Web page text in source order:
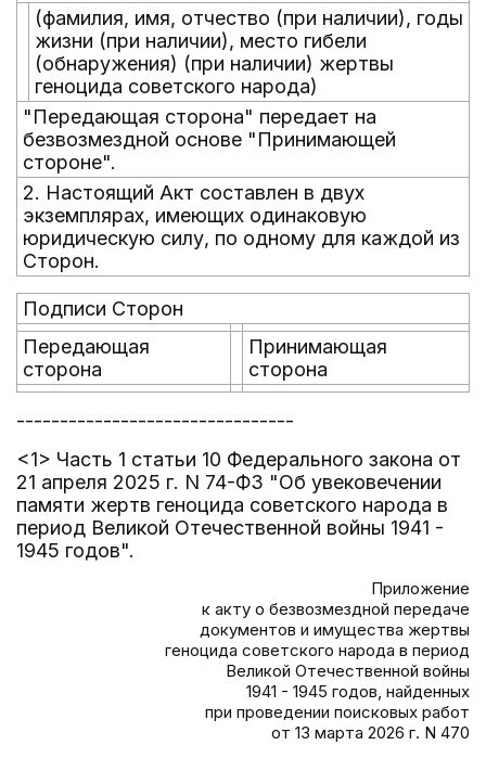
(фамилия, имя, отчество (при наличии), годы
жизни (при наличии), место гибели
(обнаружения) (при наличии) жертвы
геноцида советского народа)
"Передающая сторона" передает на
безвозмездной основе "Принимающей
стороне".
2. Настоящий Акт составлен в двух
экземплярах, имеющих одинаковую
юридическую силу, по одному для каждой из
Сторон.
Подписи Сторон
Передающая
сторона
Принимающая
сторона
--------------------------------
<1> Часть 1 статьи 10 Федерального закона от
21 апреля 2025 г. N 74-ФЗ "Об увековечении
памяти жертв геноцида советского народа в
период Великой Отечественной войны 1941 -
1945 годов".
Приложение
к акту о безвозмездной передаче
документов и имущества жертвы
геноцида советского народа в период
Великой Отечественной войны
1941 - 1945 годов, найденных
при проведении поисковых работ
от 13 марта 2026 г. N 470